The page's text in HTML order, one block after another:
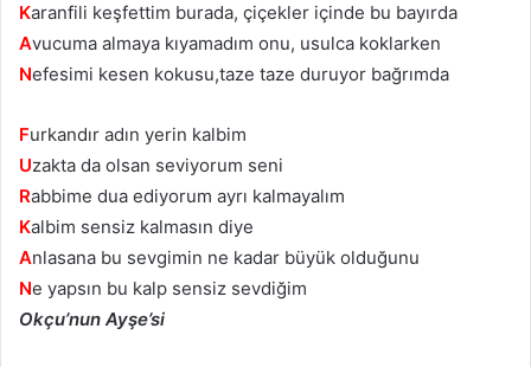
Karanfili keşfettim burada, çiçekler içinde bu bayırda
Avucuma almaya kıyamadım onu, usulca koklarken
Nefesimi kesen kokusu,taze taze duruyor bağrımda
Furkandır adın yerin kalbim
Uzakta da olsan seviyorum seni
Rabbime dua ediyorum ayrı kalmayalım
Kalbim sensiz kalmasın diye
Anlasana bu sevgimin ne kadar büyük olduğunu
Ne yapsın bu kalp sensiz sevdiğim
Okçu’nun Ayşe’si